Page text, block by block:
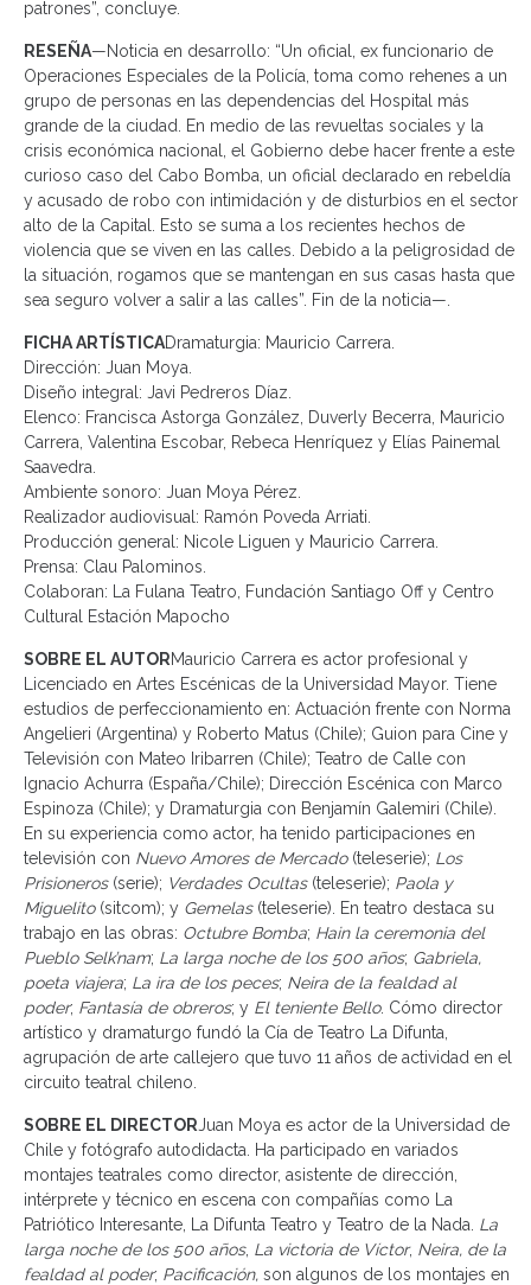
patrones”, concluye.
RESEÑA—Noticia en desarrollo: “Un oficial, ex funcionario de
Operaciones Especiales de la Policía, toma como rehenes a un
grupo de personas en las dependencias del Hospital más
grande de la ciudad. En medio de las revueltas sociales y la
crisis económica nacional, el Gobierno debe hacer frente a este
curioso caso del Cabo Bomba, un oficial declarado en rebeldía
y acusado de robo con intimidación y de disturbios en el sector
alto de la Capital. Esto se suma a los recientes hechos de
violencia que se viven en las calles. Debido a la peligrosidad de
la situación, rogamos que se mantengan en sus casas hasta que
sea seguro volver a salir a las calles”. Fin de la noticia—.
FICHA ARTÍSTICADramaturgia: Mauricio Carrera.
Dirección: Juan Moya.
Diseño integral: Javi Pedreros Díaz.
Elenco: Francisca Astorga González, Duverly Becerra, Mauricio
Carrera, Valentina Escobar, Rebeca Henríquez y Elías Painemal
Saavedra.
Ambiente sonoro: Juan Moya Pérez.
Realizador audiovisual: Ramón Poveda Arriati.
Producción general: Nicole Liguen y Mauricio Carrera.
Prensa: Clau Palominos.
Colaboran: La Fulana Teatro, Fundación Santiago Off y Centro
Cultural Estación Mapocho
SOBRE EL AUTORMauricio Carrera es actor profesional y
Licenciado en Artes Escénicas de la Universidad Mayor. Tiene
estudios de perfeccionamiento en: Actuación frente con Norma
Angelieri (Argentina) y Roberto Matus (Chile); Guion para Cine y
Televisión con Mateo Iribarren (Chile); Teatro de Calle con
Ignacio Achurra (España/Chile); Dirección Escénica con Marco
Espinoza (Chile); y Dramaturgia con Benjamín Galemiri (Chile).
En su experiencia como actor, ha tenido participaciones en
televisión con Nuevo Amores de Mercado(teleserie); Los
Prisioneros(serie); Verdades Ocultas(teleserie); Paola y
Miguelito(sitcom); y Gemelas(teleserie). En teatro destaca su
trabajo en las obras: Octubre Bomba; Hain la ceremonia del
Pueblo Selk’nam; La larga noche de los 500 años; Gabriela,
poeta viajera; La ira de los peces; Neira de la fealdad al
poder; Fantasía de obreros; y El teniente Bello. Cómo director
artístico y dramaturgo fundó la Cía de Teatro La Difunta,
agrupación de arte callejero que tuvo 11 años de actividad en el
circuito teatral chileno.
SOBRE EL DIRECTORJuan Moya es actor de la Universidad de
Chile y fotógrafo autodidacta. Ha participado en variados
montajes teatrales como director, asistente de dirección,
intérprete y técnico en escena con compañías como La
Patriótico Interesante, La Difunta Teatro y Teatro de la Nada. La
larga noche de los 500 años, La victoria de Víctor, Neira, de la
fealdad al poder; Pacificación, son algunos de los montajes en